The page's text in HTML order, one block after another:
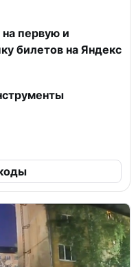
первую и
билетов на Яндекс